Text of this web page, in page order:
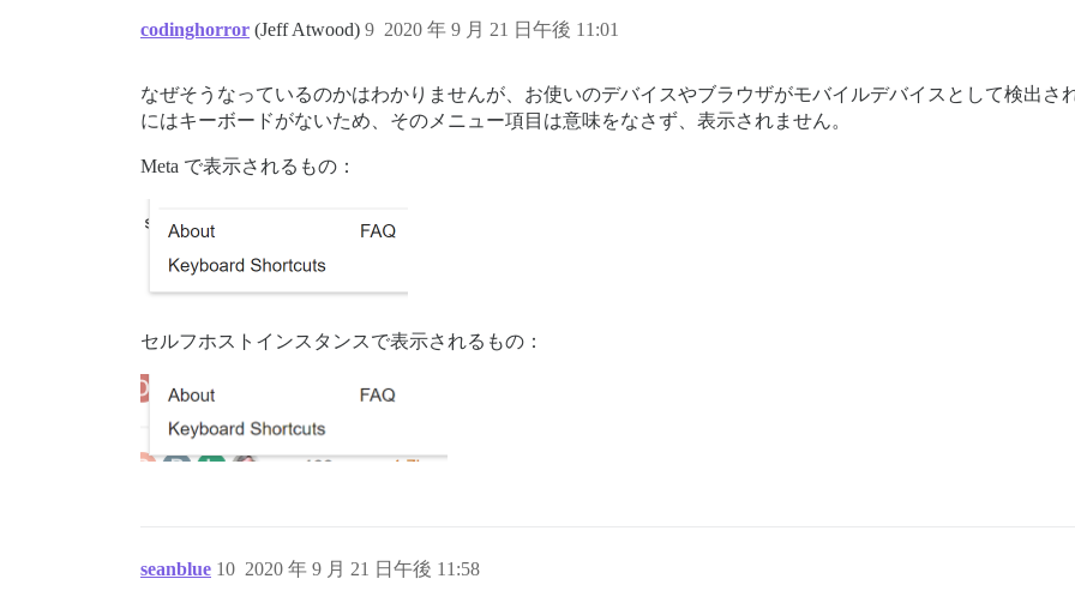
codinghorror (Jeff Atwood) 2020 年 9 月 21 日午後 11:01
9
なぜそうなっているのかはわかりませんが、お使いのデバイスやブラウザがモバイルデバイスとして検出さ
にはキーボードがないため、そのメニュー項目は意味をなさず、表示されません。
Meta で表示されるもの：
セルフホストインスタンスで表示されるもの：
seanblue 2020 年 9 月 21 日午後 11:58
10